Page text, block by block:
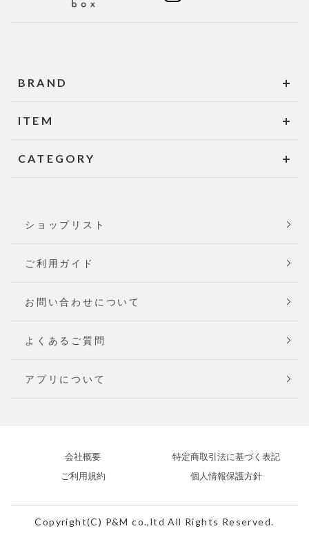
BRAND
ITEM
CATEGORY
ショップリスト
ご利用ガイド
お問い合わせについて
よくあるご質問
アプリについて
会社概要
特定商取引法に基づく表記
ご利用規約
個人情報保護方針
Copyright(C) P&M co.,ltd All Rights Reserved.